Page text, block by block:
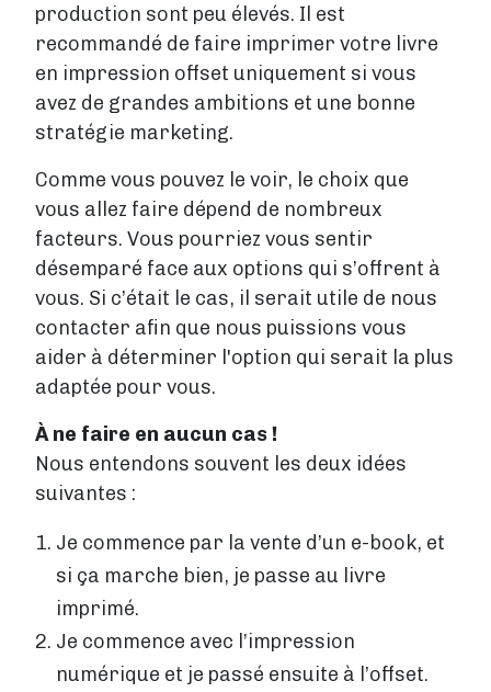
production sont peu élevés. Il est
recommandé de faire imprimer votre livre
en impression offset uniquement si vous
avez de grandes ambitions et une bonne
stratégie marketing.
Comme vous pouvez le voir, le choix que
vous allez faire dépend de nombreux
facteurs. Vous pourriez vous sentir
désemparé face aux options qui s’offrent à
vous. Si c’était le cas, il serait utile de nous
contacter afin que nous puissions vous
aider à déterminer l'option qui serait la plus
adaptée pour vous.
À ne faire en aucun cas !
Nous entendons souvent les deux idées
suivantes :
Je commence par la vente d’un e-book, et
si ça marche bien, je passe au livre
imprimé.
Je commence avec l’impression
numérique et je passé ensuite à l’offset.